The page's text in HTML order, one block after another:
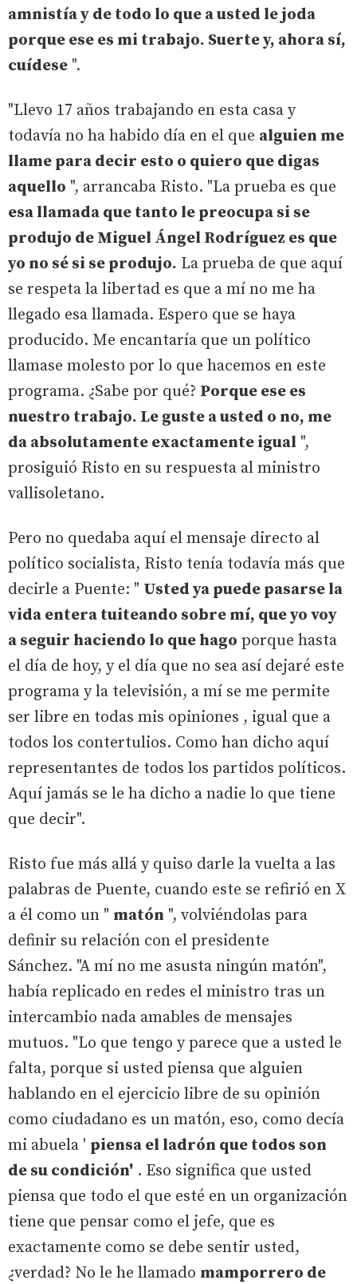
amnistía y de todo lo que a usted le joda
porque ese es mi trabajo. Suerte y, ahora sí,
cuídese ".
"Llevo 17 años trabajando en esta casa y
todavía no ha habido día en el que alguien me
llame para decir esto o quiero que digas
aquello ", arrancaba Risto. "La prueba es que
esa llamada que tanto le preocupa si se
produjo de Miguel Ángel Rodríguez es que
yo no sé si se produjo. La prueba de que aquí
se respeta la libertad es que a mí no me ha
llegado esa llamada. Espero que se haya
producido. Me encantaría que un político
llamase molesto por lo que hacemos en este
programa. ¿Sabe por qué? Porque ese es
nuestro trabajo. Le guste a usted o no, me
da absolutamente exactamente igual ",
prosiguió Risto en su respuesta al ministro
vallisoletano.
Pero no quedaba aquí el mensaje directo al
político socialista, Risto tenía todavía más que
decirle a Puente: " Usted ya puede pasarse la
vida entera tuiteando sobre mí, que yo voy
a seguir haciendo lo que hago porque hasta
el día de hoy, y el día que no sea así dejaré este
programa y la televisión, a mí se me permite
ser libre en todas mis opiniones , igual que a
todos los contertulios. Como han dicho aquí
representantes de todos los partidos políticos.
Aquí jamás se le ha dicho a nadie lo que tiene
que decir".
Risto fue más allá y quiso darle la vuelta a las
palabras de Puente, cuando este se refirió en X
a él como un " matón ", volviéndolas para
definir su relación con el presidente
Sánchez. "A mí no me asusta ningún matón",
había replicado en redes el ministro tras un
intercambio nada amables de mensajes
mutuos. "Lo que tengo y parece que a usted le
falta, porque si usted piensa que alguien
hablando en el ejercicio libre de su opinión
como ciudadano es un matón, eso, como decía
mi abuela ' piensa el ladrón que todos son
de su condición' . Eso significa que usted
piensa que todo el que esté en un organización
tiene que pensar como el jefe, que es
exactamente como se debe sentir usted,
¿verdad? No le he llamado mamporrero de